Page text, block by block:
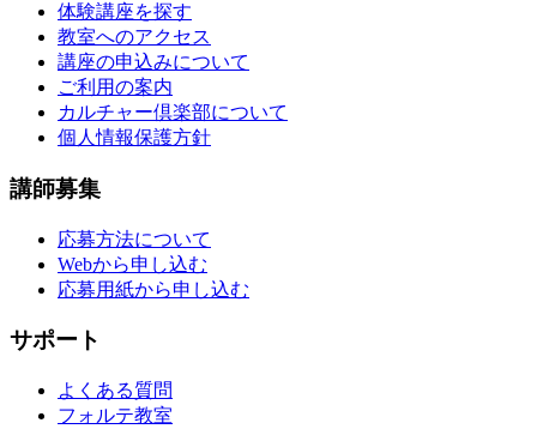
体験講座を探す
教室へのアクセス
講座の申込みについて
ご利用の案内
カルチャー倶楽部について
個人情報保護方針
講師募集
応募方法について
Webから申し込む
応募用紙から申し込む
サポート
よくある質問
フォルテ教室